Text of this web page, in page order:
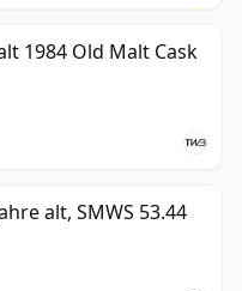
1984 Old Malt Cask
alt, SMWS 53.44